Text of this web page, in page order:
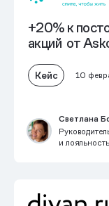
+20% к
акций от
Кейс 10
Светлана
и